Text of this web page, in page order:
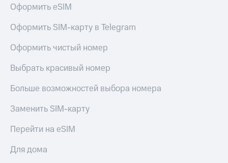
Оформить eSIM
Оформить SIM-карту в Telegram
Оформить чистый номер
Выбрать красивый номер
Больше возможностей выбора номера
Заменить SIM-карту
Перейти на eSIM
Для дома